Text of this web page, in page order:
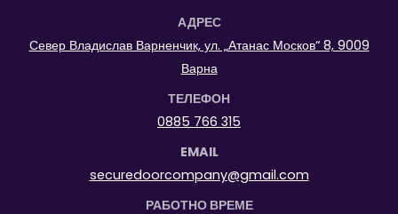
АДРЕС
Север Владислав Варненчик, ул. „Атанас Москов“ 8, 9009
Варна
ТЕЛЕФОН
0885 766 315
EMAIL
securedoorcompany@gmail.com
РАБОТНО ВРЕМЕ